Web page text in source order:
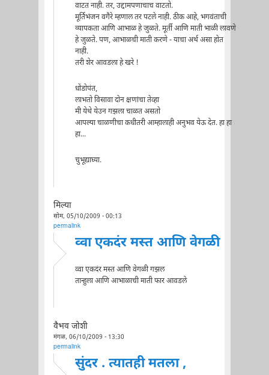
वाटत नाही. तर, उद्दामपणाचाच वाटतो.
मूर्तिभंजन वगैरे म्हणाल तर पटले नाही. ठीक आहे, भगवंताची
व्यापकता आणि आभाळ हे जुळते. मूर्ती आणि माती भाळी लावणे
हे जुळते. पण, आभाळची माती करणे - याचा अर्थ असा होत
नाही.
तरी शेर आवडला हे खरे !
धोंडोपंत,
लाभतो विसावा दोन क्षणांचा तेव्हा
मी येथे येउन गझला चाळत असतो
आपल्या चाळणीचा कधीतरी आम्हालाही अनुभव येऊ देत. हा हा
हा...
चुभूद्याघ्या.
मिल्या
सोम, 05/10/2009 - 00:13
permalink
व्वा एकदंर मस्त आणि वेगळी
व्वा एकदंर मस्त आणि वेगळी गझल
तान्हुला आणि आभाळाची माती फार आवडले
वैभव जोशी
मंगळ, 06/10/2009 - 13:30
permalink
सुंदर . त्यातही मतला ,